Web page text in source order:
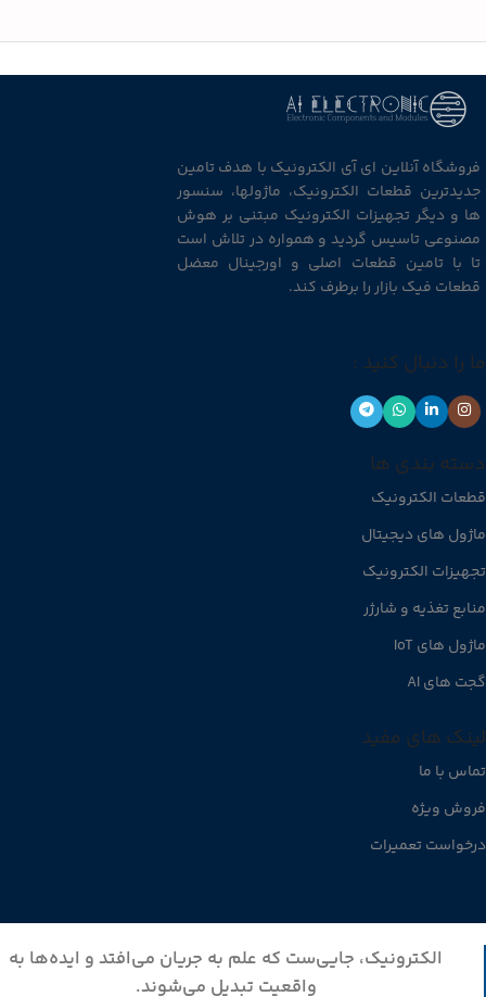
فروشگاه آنلاین ای آی الکترونیک با هدف تامین
جدیدترین قطعات الکترونیک، ماژولها، سنسور
ها و دیگر تجهیزات الکترونیک مبتنی بر هوش
مصنوعی تاسیس گردید و همواره در تلاش است
تا با تامین قطعات اصلی و اورجینال معضل
قطعات فیک بازار را برطرف کند.
ما را دنبال کنید :
دسته بندی ها
قطعات الکترونیک
ماژول های دیجیتال
تجهیزات الکترونیک
منابع تغذیه و شارژر
ماژول های IoT
گجت های AI
لینک های مفید
تماس با ما
فروش ویژه
درخواست تعمیرات
الکترونیک، جایی‌ست که علم به جریان می‌افتد و ایده‌ها به
واقعیت تبدیل می‌شوند.